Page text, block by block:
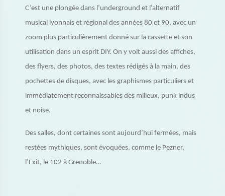
C’est une plongée dans l’underground et l’alternatif
musical lyonnais et régional des années 80 et 90, avec un
zoom plus particulièrement donné sur la cassette et son
utilisation dans un esprit DIY. On y voit aussi des affiches,
des flyers, des photos, des textes rédigés à la main, des
pochettes de disques, avec les graphismes particuliers et
immédiatement reconnaissables des milieux, punk indus
et noise.
Des salles, dont certaines sont aujourd’hui fermées, mais
restées mythiques, sont évoquées, comme le Pezner,
l’Exit, le 102 à Grenoble…